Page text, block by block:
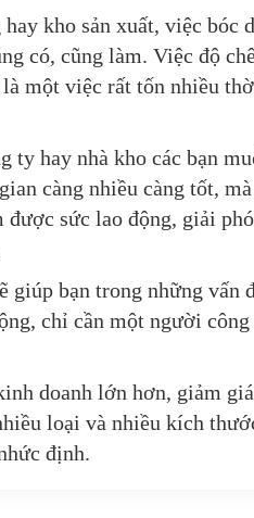
kho sản xuất, việc bóc
có, cũng làm. Việc độ
một việc rất tốn nhiều
hay nhà kho các bạn
càng nhiều càng tốt,
sức lao động, giải
giúp bạn trong những vấn
chỉ cần một người công
doanh lớn hơn, giảm
loại và nhiều kích
định.